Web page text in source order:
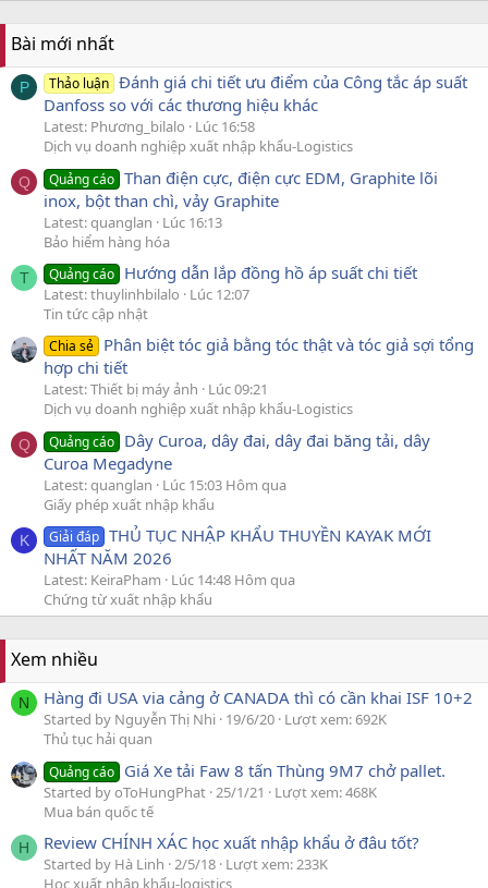
Bài mới nhất
P Thảo luận Đánh giá chi tiết ưu điểm của Công tắc áp suất
Danfoss so với các thương hiệu khác
Latest: Phương_bilalo
Lúc 16:58
Dịch vụ doanh nghiệp xuất nhập khẩu-Logistics
Q Quảng cáo Than điện cực, điện cực EDM, Graphite lõi
inox, bột than chì, vảy Graphite
Latest: quanglan
Lúc 16:13
Bảo hiểm hàng hóa
T Quảng cáo Hướng dẫn lắp đồng hồ áp suất chi tiết
Latest: thuylinhbilalo
Lúc 12:07
Tin tức cập nhật
Chia sẻ Phân biệt tóc giả bằng tóc thật và tóc giả sợi tổng
hợp chi tiết
Latest: Thiết bị máy ảnh
Lúc 09:21
Dịch vụ doanh nghiệp xuất nhập khẩu-Logistics
Q Quảng cáo Dây Curoa, dây đai, dây đai băng tải, dây
Curoa Megadyne
Latest: quanglan
Lúc 15:03 Hôm qua
Giấy phép xuất nhập khẩu
K Giải đáp THỦ TỤC NHẬP KHẨU THUYỀN KAYAK MỚI
NHẤT NĂM 2026
Latest: KeiraPham
Lúc 14:48 Hôm qua
Chứng từ xuất nhập khẩu
Xem nhiều
N Hàng đi USA via cảng ở CANADA thì có cần khai ISF 10+2
Started by Nguyễn Thị Nhi 19/6/20 Lượt xem: 692K
Thủ tục hải quan
Quảng cáo Giá Xe tải Faw 8 tấn Thùng 9M7 chở pallet.
Started by oToHungPhat 25/1/21
Lượt xem: 468K
Mua bán quốc tế
H Review CHÍNH XÁC học xuất nhập khẩu ở đâu tốt?
Started by Hà Linh 2/5/18 Lượt xem: 233K
Học xuất nhập khẩu-logistics